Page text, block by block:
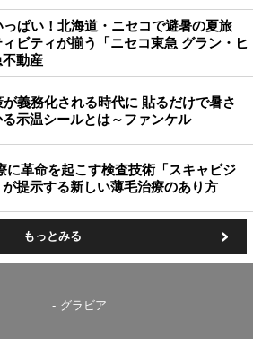
ぱい！北海道・ニセコで避暑の夏旅
ビティが揃う「ニセコ東急 グラン・ヒ
動産
義務化される時代に 貼るだけで暑さ
示温シールとは～ファンケル
に革命を起こす検査技術「スキャビジ
が提示する新しい薄毛治療のあり方
もっとみる
グラビア